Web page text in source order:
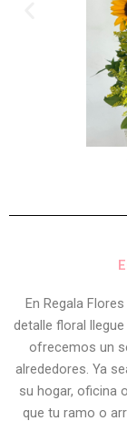
En Regala
detalle floral
ofrecemos un
alrededores. Ya
su hogar, oficina
que tu ramo o